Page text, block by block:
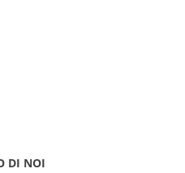
DI NOI